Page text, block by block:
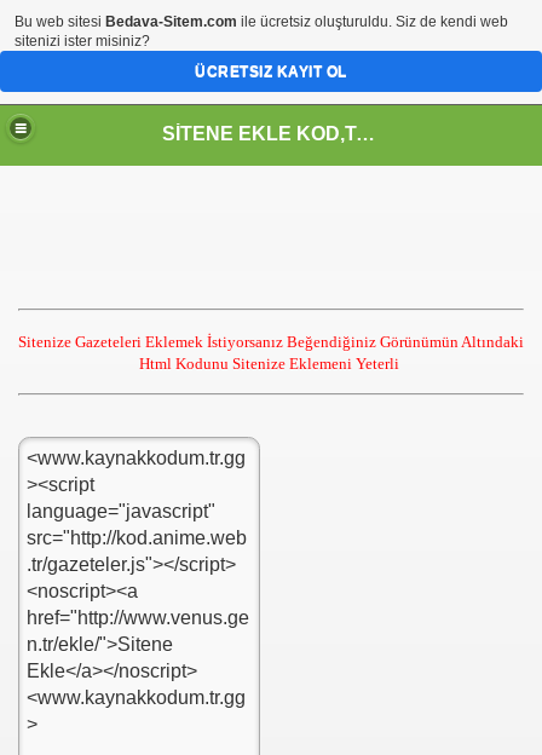
SİTENE EKLE KOD,TASARIM,MENU,ICON,ARAÇ,YAZI
Sitenize Gazeteleri Eklemek İstiyorsanız Beğendiğiniz Görünümün Altındaki
Html Kodunu Sitenize Eklemeni Yeterli
Bu web sitesi Bedava-Sitem.com ile ücretsiz oluşturuldu. Siz de kendi web
sitenizi ister misiniz?
ÜCRETSIZ KAYIT OL